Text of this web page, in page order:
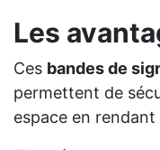
Les
Ces bandes de
permettent de
espace en